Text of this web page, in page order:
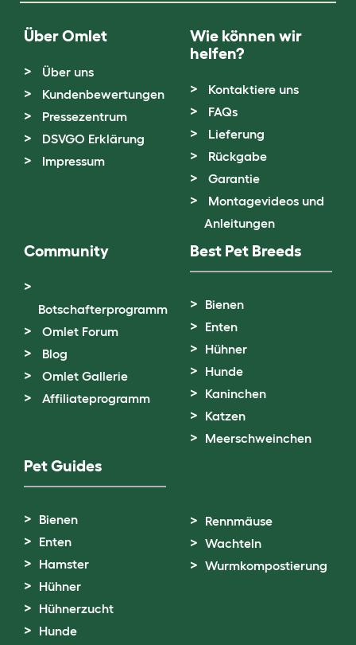
Über Omlet
Über uns
Kundenbewertungen
Pressezentrum
DSVGO Erklärung
Impressum
Wie können wir
helfen?
Kontaktiere uns
FAQs
Lieferung
Rückgabe
Garantie
Montagevideos und
Anleitungen
Community
Botschafterprogramm
Omlet Forum
Blog
Omlet Gallerie
Affiliateprogramm
Best Pet Breeds
Bienen
Enten
Hühner
Hunde
Kaninchen
Katzen
Meerschweinchen
Pet Guides
Bienen
Enten
Hamster
Hühner
Hühnerzucht
Hunde
Rennmäuse
Wachteln
Wurmkompostierung